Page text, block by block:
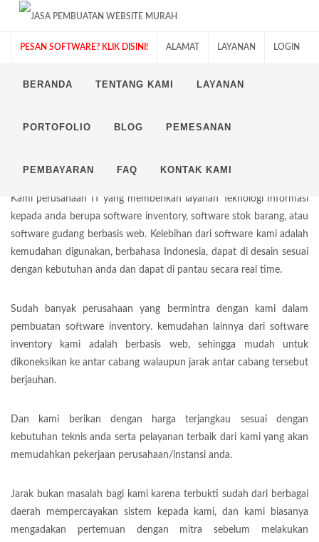
PESAN SOFTWARE? KLIK DISINI! ALAMAT LAYANAN LOGIN
BERANDA TENTANG KAMI LAYANAN
PORTOFOLIO BLOG PEMESANAN
PEMBAYARAN FAQ KONTAK KAMI
SOFTWARE INVENTORY
Kami perusahaan IT yang memberikan layanan Teknologi Informasi
kepada anda berupa software inventory, software stok barang, atau
software gudang berbasis web. Kelebihan dari software kami adalah
kemudahan digunakan, berbahasa Indonesia, dapat di desain sesuai
dengan kebutuhan anda dan dapat di pantau secara real time.
Sudah banyak perusahaan yang bermintra dengan kami dalam
pembuatan software inventory. kemudahan lainnya dari software
inventory kami adalah berbasis web, sehingga mudah untuk
dikoneksikan ke antar cabang walaupun jarak antar cabang tersebut
berjauhan.
Dan kami berikan dengan harga terjangkau sesuai dengan
kebutuhan teknis anda serta pelayanan terbaik dari kami yang akan
memudahkan pekerjaan perusahaan/instansi anda.
Jarak bukan masalah bagi kami karena terbukti sudah dari berbagai
daerah mempercayakan sistem kepada kami, dan kami biasanya
mengadakan pertemuan dengan mitra sebelum melakukan